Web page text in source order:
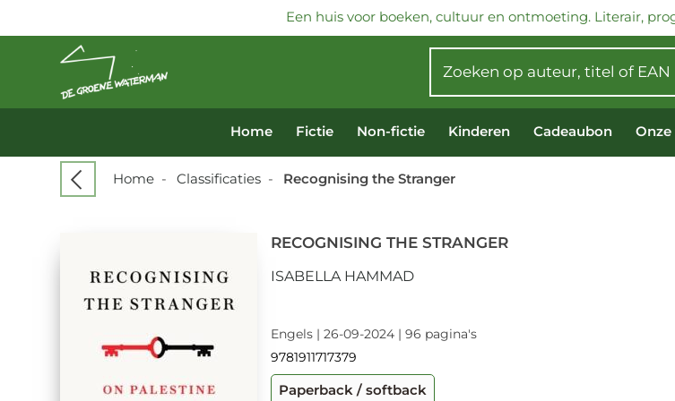
Een huis voor boeken, cultuur en ontmoeting. Literair,
Home Fictie Non-fictie Kinderen Cadeaubon
Home - Classificaties - Recognising the Stranger
RECOGNISING THE STRANGER
ISABELLA HAMMAD
Engels | 26-09-2024 | 96 pagina's
9781911717379
Paperback / softback